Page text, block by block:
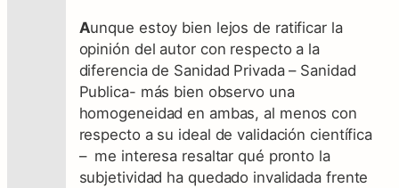
Aunque estoy bien lejos de ratificar la
opinión del autor con respecto a la
diferencia de Sanidad Privada – Sanidad
Publica- más bien observo una
homogeneidad en ambas, al menos con
respecto a su ideal de validación científica
– me interesa resaltar qué pronto la
subjetividad ha quedado invalidada frente